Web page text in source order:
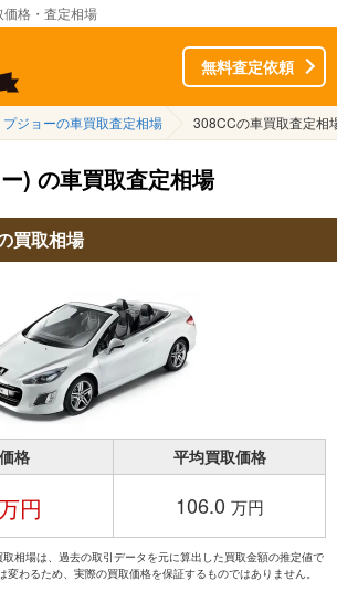
格・査定相場
無料査定依頼
プジョーの車買取査定相場 308CCの車買取査定相
) の車買取査定相場
買取相場
格 平均買取価格
円 106.0 万円
相場は、過去の取引データを元に算出した買取金額の推定値で
わるため、実際の買取価格を保証するものではありません。